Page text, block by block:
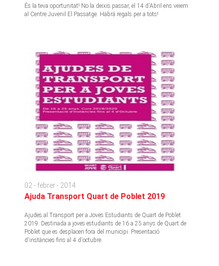
És la teva oportunitat! No la deixis passar, el 14 d'Abril ens veiem
al Centre Juvenil El Passatge. Habrá regals per a tots!
02 - febrer - 2014
Ajuda Transport Quart de Poblet 2019
Ajudes al Transport per a Joves Estudiants de Quart de Poblet
2019. Destinada a joves estudiants de 16 a 25 anys de Quart de
Poblet que es desplacen fora del municipi. Presentació
d'instàncies fins al 4 d'octubre.